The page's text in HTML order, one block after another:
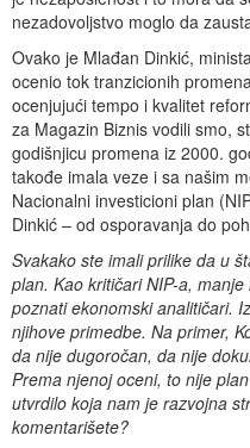
nezadovoljstvo moglo da
Ovako je Mlađan Dinkić,
ocenio tok tranzicionih
ocenjujući tempo i kvalitet
za Magazin Biznis vodili smo,
godišnjicu promena iz 2000.
takođe imala veze i sa našim
Nacionalni investicioni plan
Dinkić – od osporavanja do
Svakako ste imali prilike da u
plan. Kao kritičari NIP-a,
poznati ekonomski analitičari.
njihove primedbe. Na primer,
da nije dugoročan, da nije
Prema njenoj oceni, to nije
utvrdilo koja nam je razvojna
komentarišete?